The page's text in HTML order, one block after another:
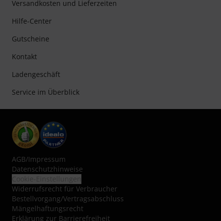
Versandkosten und Lieferzeiten
Hilfe-Center
Gutscheine
Kontakt
Ladengeschäft
Service im Überblick
AGB/Impressum
Datenschutzhinweise
Widerrufsrecht für Verbraucher
Bestellvorgang/Vertragsabschluss
Mängelhaftungsrecht
Erklärung zur Barrierefreiheit